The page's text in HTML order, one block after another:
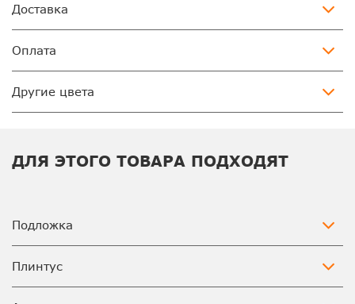
Доставка
Оплата
Другие цвета
ДЛЯ ЭТОГО ТОВАРА ПОДХОДЯТ
Подложка
Плинтус